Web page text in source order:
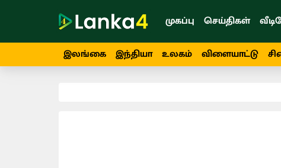
முகப்பு செய்திகள்
இலங்கை இந்தியா உலகம் விளையாட்டு